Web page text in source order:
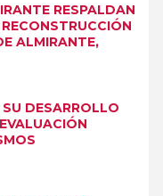
RESPALDAN
ALMIRANTE,
DESARROLLO